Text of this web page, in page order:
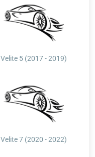
Velite 5 (2017 - 2019)
Velite 7 (2020 - 2022)